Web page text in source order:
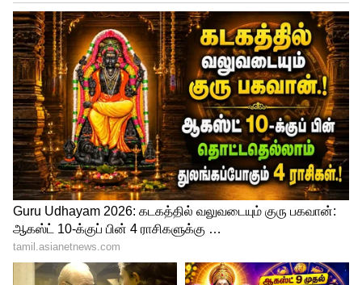
எச்சரிக்கை!
இஸ்ரேல்-ஹமாஸ் போர் தொடர்பான
நிகழ்வுகளை நடத்துவதற்கான
விண்ணப்பங்கள், தலைப்பின் உணர்திறன்
மற்றும் வெளிநாடுகளில் நிலவும்
நிலையற்ற தன்மை ஆகியவற்றைக்
கருத்தில் கொண்டு, பொதுக் குழப்பத்தை
ஏற்படுத்தக்கூடிய உண்மையான ஆபத்து
இருப்பதால் அவை நிராகரிக்கப்படும் என்று
அவர்கள் மேலும் தெரிவித்தனர்.